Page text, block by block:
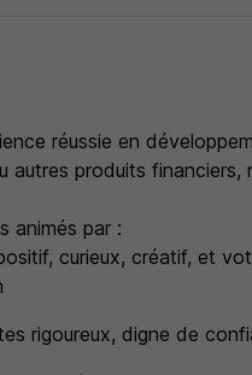
réussie en
autres produits
animés par :
curieux, créatif, et
rigoureux, digne de